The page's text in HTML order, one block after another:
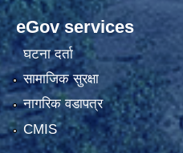
eGov services
घटना दर्ता
सामाजिक सुरक्षा
नागरिक वडापत्र
CMIS